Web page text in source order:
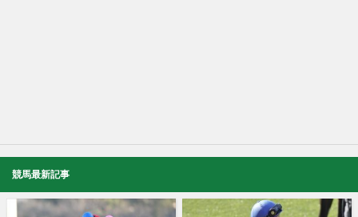
競馬最新記事